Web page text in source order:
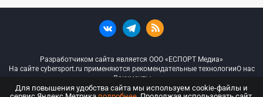
Разработчиком сайта является ООО «ЕСПОРТ Медиа»
На сайте cybersport.ru применяются рекомендательные технологииО нас
Документы
Для повышения удобства сайта мы используем cookie-файлы и